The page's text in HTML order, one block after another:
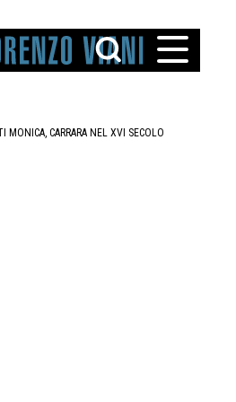
MONICA, CARRARA NEL XVI SECOLO